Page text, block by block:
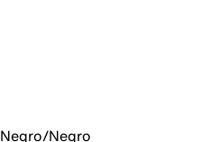
Negro